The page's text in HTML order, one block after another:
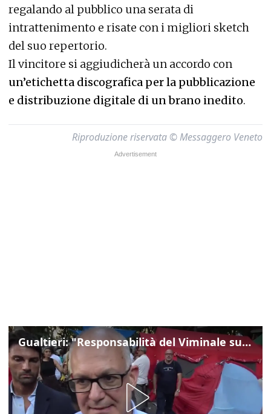
regalando al pubblico una serata di
intrattenimento e risate con i migliori sketch
del suo repertorio.
Il vincitore si aggiudicherà un accordo con
un’etichetta discografica per la pubblicazione
e distribuzione digitale di un brano inedito.
Riproduzione riservata © Messaggero Veneto
Gualtieri: "Responsabilità del Viminale su Spin Time? La posizione dei partiti è nota"